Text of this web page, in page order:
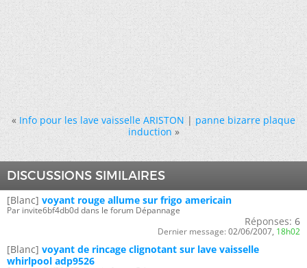
« Info pour les lave vaisselle ARISTON|panne bizarre plaque
induction »
DISCUSSIONS SIMILAIRES
[Blanc] voyant rouge allume sur frigo americain
Par invite6bf4db0d dans le forum Dépannage
Réponses: 6
Dernier message: 02/06/2007, 18h02
[Blanc] voyant de rincage clignotant sur lave vaisselle
whirlpool adp9526